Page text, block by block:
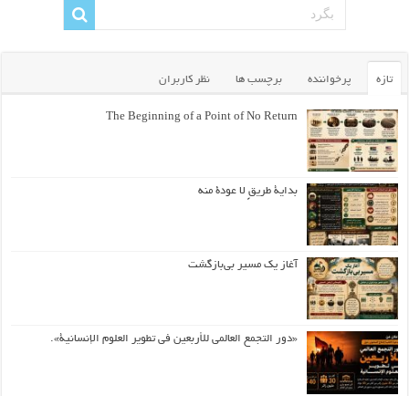
تازه پرخواننده برچسب ها نظر کاربران
The Beginning of a Point of No Return
بداية طريقٍ لا عودة منه
آغاز یک مسیر بی‌بازگشت
«دور التجمع العالمي للأربعين في تطوير العلوم الإنسانية».